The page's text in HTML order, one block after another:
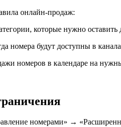
онлайн-продаж:
которые нужно
номера будут доступны в
номеров в календаре на
номерами» →